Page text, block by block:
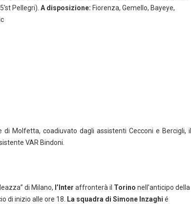
Pellegri). A disposizione: Fiorenza, Gemello, Bayeye,
di Molfetta, coadiuvato dagli assistenti Cecconi e Bercigli, il
VAR Bindoni.
di Milano, l’Inter affronterà il Torino nell’anticipo della
di inizio alle ore 18. La squadra di Simone Inzaghi é